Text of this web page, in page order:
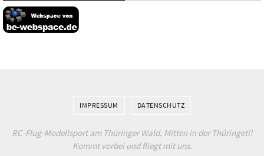
IMPRESSUM DATENSCHUTZ
RC-Flug-Modellsport am Thüringer Wald. Mitten in der Thüringeti!
Kommt vorbei und fliegt mit uns.